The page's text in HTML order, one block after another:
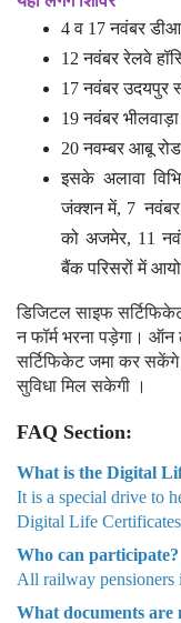
4 व 17 नवंबर
12 नवंबर रेलवे
17 नवंबर उदयपुर
19 नवंबर
20 नवम्बर आबू
इसके अलावा
जंक्शन में, 7 नवंबर
को अजमेर, 11
बैंक परिसरों में
डिजिटल साइफ
न फॉर्म भरना पड़ेगा।
सर्टिफिकेट जमा कर
सुविधा मिल सकेगी ।
FAQ Section:
What is the Digital
It is a special drive to
Digital Life
Who can participate?
All railway
What documents are